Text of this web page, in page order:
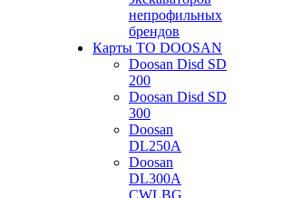
непрофильных
брендов
Карты ТО DOOSAN
Doosan Disd SD
200
Doosan Disd SD
300
Doosan
DL250A
Doosan
DL300A
CWLBG